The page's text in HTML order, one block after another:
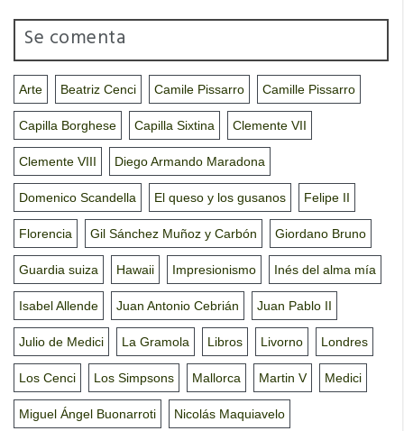
Se comenta
Arte Beatriz Cenci Camile Pissarro Camille Pissarro
Capilla Borghese Capilla Sixtina Clemente VII
Clemente VIII Diego Armando Maradona
Domenico Scandella El queso y los gusanos Felipe II
Florencia Gil Sánchez Muñoz y Carbón Giordano Bruno
Guardia suiza Hawaii Impresionismo Inés del alma mía
Isabel Allende Juan Antonio Cebrián Juan Pablo II
Julio de Medici La Gramola Libros Livorno Londres
Los Cenci Los Simpsons Mallorca Martin V Medici
Miguel Ángel Buonarroti Nicolás Maquiavelo